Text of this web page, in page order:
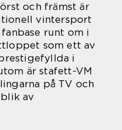
och främst är
vintersport
runt om i
som ett av
i
är stafett-VM
på TV och
av